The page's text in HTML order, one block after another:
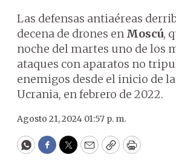
Las defensas antiaéreas
decena de drones en Moscú,
noche del martes uno de los
ataques con aparatos no
enemigos desde el inicio de
Ucrania, en febrero de 2022.
Agosto 21, 2024 01:57 p. m.
WhatsApp
Facebook
Twitter
EmailCopyPrint